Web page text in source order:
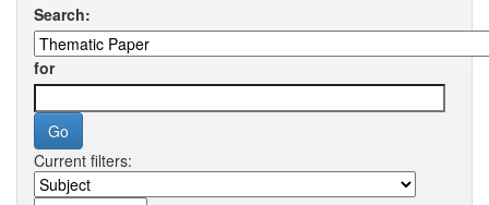
Search:
for
Current filters: